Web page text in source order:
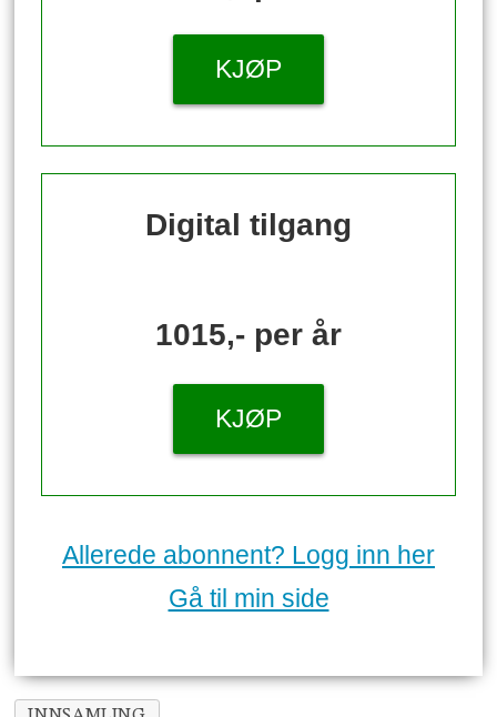
KJØP
Digital tilgang
1015,- per år
KJØP
Allerede abonnent? Logg inn her
Gå til min side